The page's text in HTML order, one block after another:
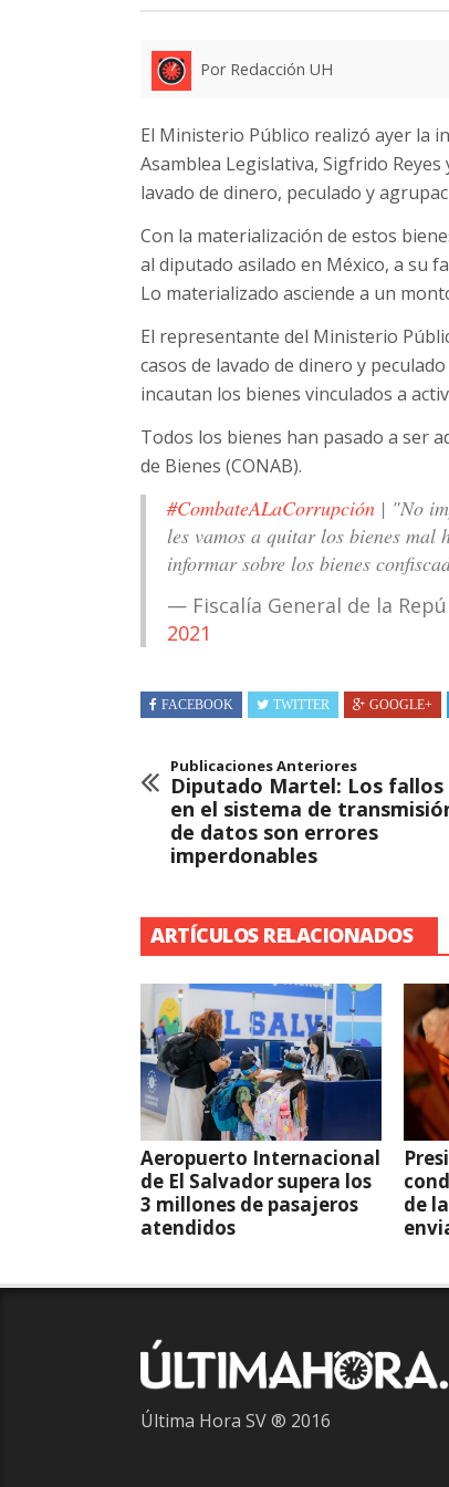
Por Redacción UH
El Ministerio Público realizó ayer la
Asamblea Legislativa, Sigfrido
lavado de dinero, peculado y
Con la materialización de estos
al diputado asilado en México, a su
Lo materializado asciende a un
El representante del Ministerio
casos de lavado de dinero y
incautan los bienes vinculados a
Todos los bienes han pasado a ser
de Bienes (CONAB).
#CombateALaCorrupción | "No
les vamos a quitar los bienes
informar sobre los bienes
— Fiscalía General de la
2021
FACEBOOK TWITTER GOOGLE+
Publicaciones Anteriores
Diputado Martel: Los fallos
en el sistema de
de datos son errores
imperdonables
ARTÍCULOS RELACIONADOS
Aeropuerto Internacional
de El Salvador supera los
3 millones de pasajeros
atendidos
de
Última Hora SV ® 2016